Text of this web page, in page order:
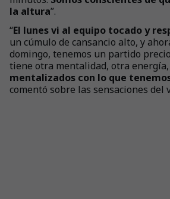
la altura”.
“El lunes vi al equipo tocado y
un cúmulo de cansancio alto, y
domingo, tenemos un partido
tiene otra mentalidad, otra
mentalizados con lo que
comentó sobre las sensaciones del